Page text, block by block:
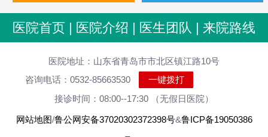
医院首页 | 医院介绍 | 医生团队 | 来院路线
医院地址：山东省青岛市市北区镇江路10号
咨询电话：0532-85663530
一键拨打
接诊时间：08:00--17:30 （无假日医院）
网站地图/鲁公网安备37020302372398号&鲁ICP备19050386